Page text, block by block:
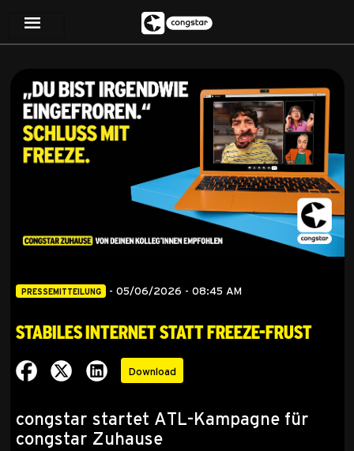
PRESSEMITTEILUNG -05/06/2026 - 08:45 AM
Stabiles Internet statt Freeze-Frust
Download
congstar startet ATL-Kampagne für
congstar Zuhause